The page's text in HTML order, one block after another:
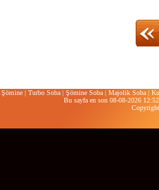
Şömine| Turbo Soba| Şömine Soba| Majolik Soba|
Bu sayfa en son 08-08-2026